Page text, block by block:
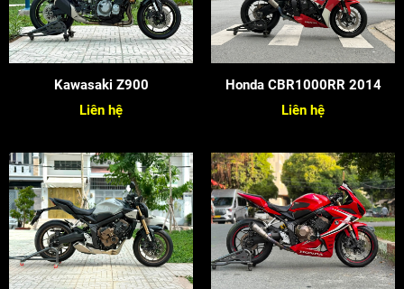
Kawasaki Z900
Liên hệ
Honda CBR1000RR 2014
Liên hệ